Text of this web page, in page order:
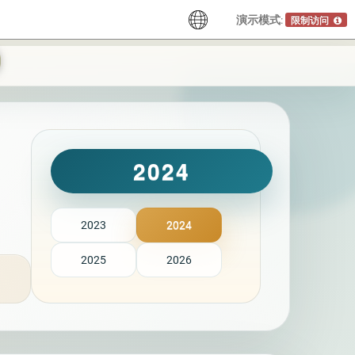
演示模式: 限制访问
2024
2023 2024
2025 2026